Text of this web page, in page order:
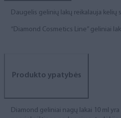
Daugelis gelinių lakų reikalauja kelių
“Diamond Cosmetics Line” geliniai
Produkto ypatybės
Diamond geliniai nagų lakai 10 ml